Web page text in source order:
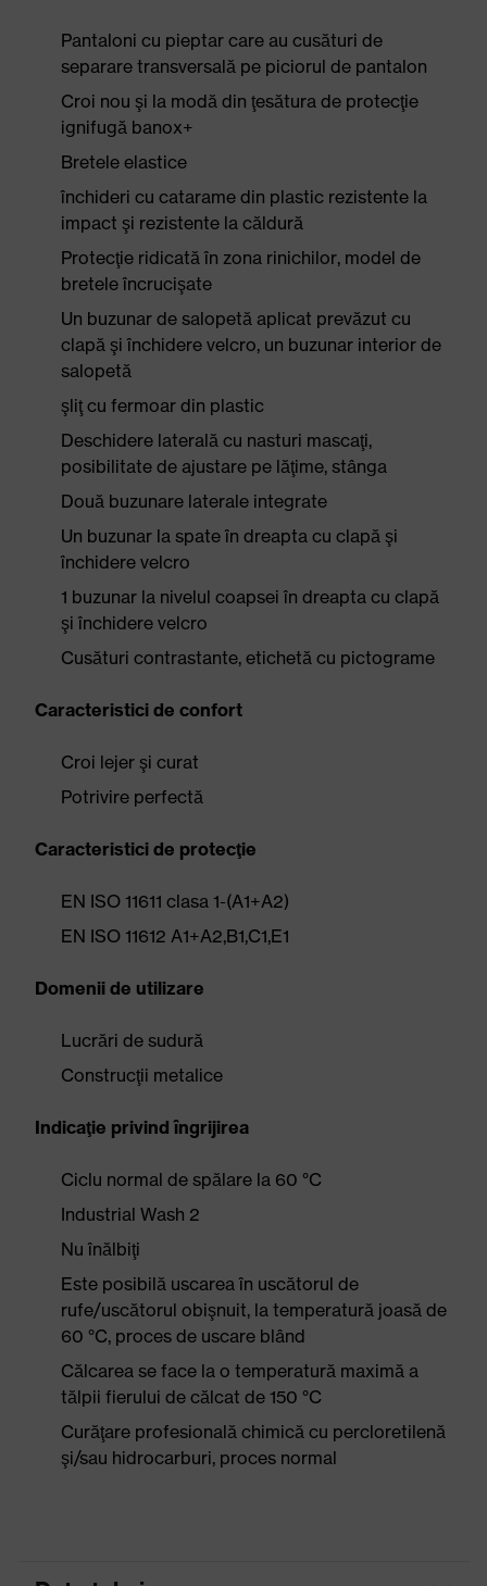
Pantaloni cu pieptar care au cusături de
separare transversală pe piciorul de pantalon
Croi nou şi la modă din ţesătura de protecţie
ignifugă banox+
Bretele elastice
închideri cu catarame din plastic rezistente la
impact şi rezistente la căldură
Protecţie ridicată în zona rinichilor, model de
bretele încrucişate
Un buzunar de salopetă aplicat prevăzut cu
clapă şi închidere velcro, un buzunar interior de
salopetă
şliţ cu fermoar din plastic
Deschidere laterală cu nasturi mascaţi,
posibilitate de ajustare pe lăţime, stânga
Două buzunare laterale integrate
Un buzunar la spate în dreapta cu clapă şi
închidere velcro
1 buzunar la nivelul coapsei în dreapta cu clapă
şi închidere velcro
Cusături contrastante, etichetă cu pictograme
Caracteristici de confort
Croi lejer şi curat
Potrivire perfectă
Caracteristici de protecţie
EN ISO 11611 clasa 1-(A1+A2)
EN ISO 11612 A1+A2,B1,C1,E1
Domenii de utilizare
Lucrări de sudură
Construcţii metalice
Indicaţie privind îngrijirea
Ciclu normal de spălare la 60 °C
Industrial Wash 2
Nu înălbiţi
Este posibilă uscarea în uscătorul de
rufe/uscătorul obişnuit, la temperatură joasă de
60 °C, proces de uscare blând
Călcarea se face la o temperatură maximă a
tălpii fierului de călcat de 150 °C
Curăţare profesională chimică cu percloretilenă
şi/sau hidrocarburi, proces normal